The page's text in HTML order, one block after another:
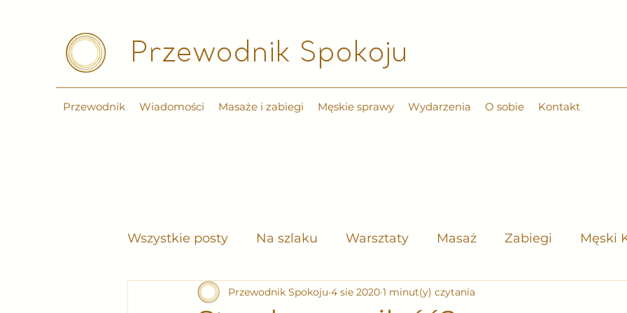
Przewodnik Spokoju​
Przewodnik Wiadomości Masaże i zabiegi Męskie sprawy Wydarzenia O sobie Kontakt
Wszystkie posty Na szlaku Warsztaty Masaż Zabiegi Męski
Przewodnik Spokoju 4 sie 2020 1 minut(y) czytania